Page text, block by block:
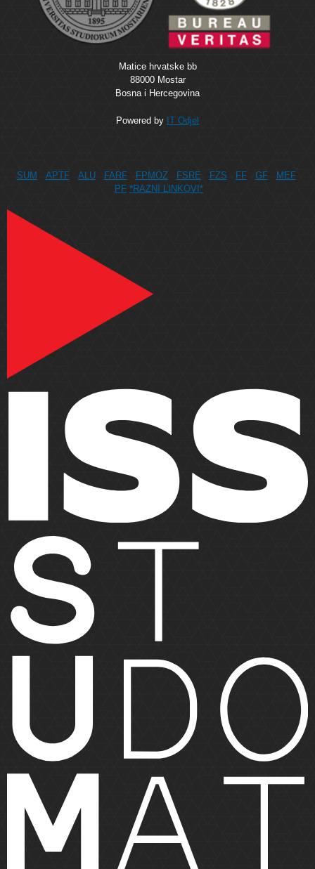
Matice hrvatske bb
88000 Mostar
Bosna i Hercegovina
Powered by IT Odjel
SUM APTF ALU FARF FPMOZ FSRE FZS FF GF
MEF
PF *RAZNI LINKOVI*